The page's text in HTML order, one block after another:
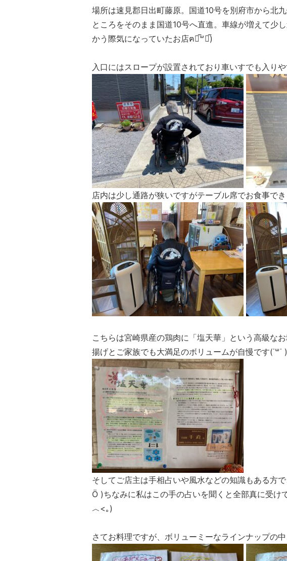
場所は速見郡日出町藤原。国道10号を別府市から北
ところをそのまま国道10号へ直進。車線が増えて少
かう際気になっていたお店ฅ๑̅‪꒳๑̅)
入口にはスロープが設置されており車いすでも入りや
店内は少し通路が狭いですがテーブル席でお食事でき
こちらは宮崎県産の鶏肉に「塩天華」という高級な
揚げとご家族でも大満足のボリュームが自慢です(˙꒳​˙ )
そしてご店主は手相占いや風水などの知識もある方
Ö )ちなみに私はこの手の占いを聞くと全部真に受
︿<｡)
さてお料理ですが、ボリューミーなラインナップの中